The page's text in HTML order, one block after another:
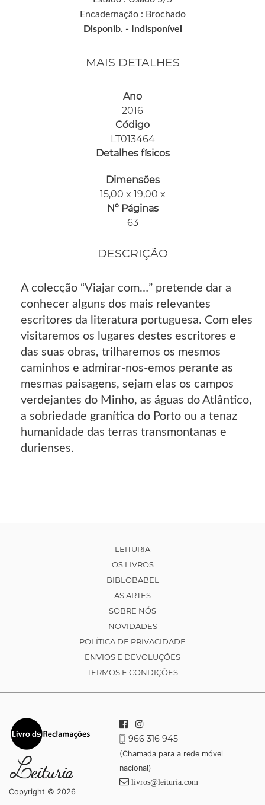
Encadernação : Brochado
Disponib. - Indisponível
MAIS DETALHES
Ano
2016
Código
LT013464
Detalhes físicos
Dimensões
15,00 x 19,00 x
Nº Páginas
63
DESCRIÇÃO
A colecção “Viajar com…” pretende dar a
conhecer alguns dos mais relevantes
escritores da literatura portuguesa. Com eles
visitaremos os lugares destes escritores e
das suas obras, trilharemos os mesmos
caminhos e admirar-nos-emos perante as
mesmas paisagens, sejam elas os campos
verdejantes do Minho, as águas do Atlântico,
a sobriedade granítica do Porto ou a tenaz
humanidade das terras transmontanas e
durienses.
LEITURIA
OS LIVROS
BIBLOBABEL
AS ARTES
SOBRE NÓS
NOVIDADES
POLÍTICA DE PRIVACIDADE
ENVIOS E DEVOLUÇÕES
TERMOS E CONDIÇÕES
Copyright © 2026
966 316 945
(Chamada para a rede móvel
nacional)
livros@leituria.com